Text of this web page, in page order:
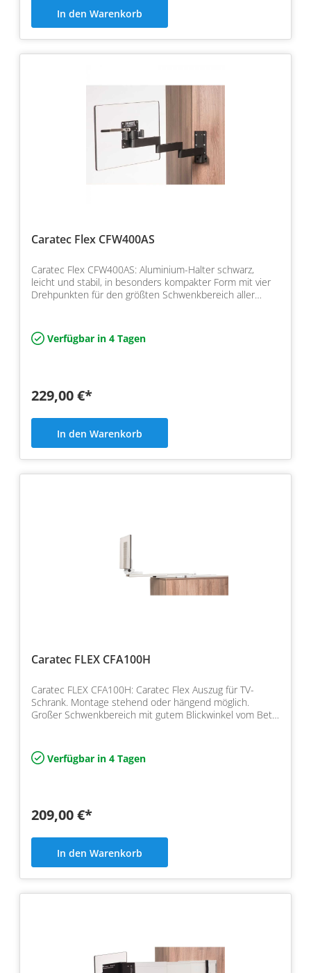
In den Warenkorb
Caratec Flex CFW400AS
Caratec Flex CFW400AS: Aluminium-Halter schwarz,
leicht und stabil, in besonders kompakter Form mit vier
Drehpunkten für den größten Schwenkbereich aller
Verfügbar in 4 Tagen
229,00 €*
In den Warenkorb
Caratec FLEX CFA100H
Caratec FLEX CFA100H: Caratec Flex Auszug für TV-
Schrank. Montage stehend oder hängend möglich.
Großer Schwenkbereich mit gutem Blickwinkel vom Bett
Verfügbar in 4 Tagen
209,00 €*
In den Warenkorb